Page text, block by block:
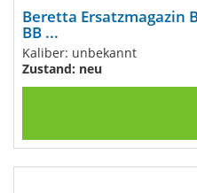
Beretta Ersatzmagazin
BB ...
Kaliber: unbekannt
Zustand: neu